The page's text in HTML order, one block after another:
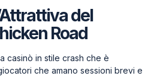
del
Road
casinò in stile crash che è
che amano sessioni brevi e